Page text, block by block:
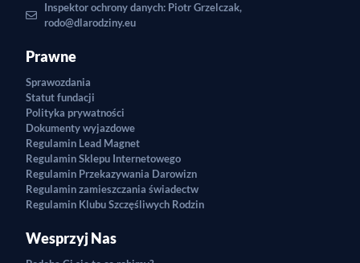
Inspektor ochrony danych: Piotr Grzelczak,
rodo@dlarodziny.eu
Prawne
Sprawozdania
Statut fundacji
Polityka prywatności
Dokumenty wyjazdowe
Regulamin Lead Magnet
Regulamin Sklepu Internetowego
Regulamin Przekazywania Darowizn
Regulamin zamieszczania świadectw
Regulamin Klubu Szczęśliwych Rodzin
Wesprzyj Nas